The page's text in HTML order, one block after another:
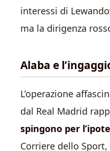
interessi di
ma la dirigenza
Alaba e
L’operazione
dal Real Madrid
spingono per
Corriere dello